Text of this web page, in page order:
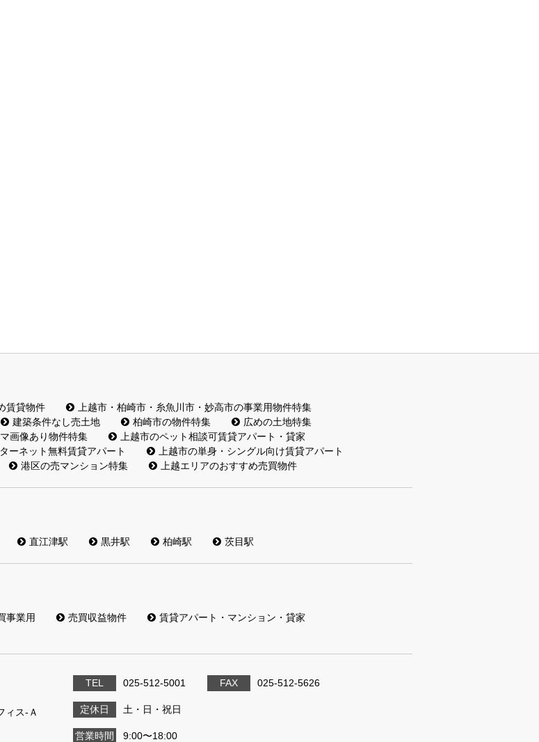
賃貸物件
上越市・柏崎市・糸魚川市・妙高市の事業用物件特集
建築条件なし売土地 柏崎市の物件特集
広めの土地特集
画像あり物件特集
上越市のペット相談可賃貸アパート・貸家
ーネット無料賃貸アパート
上越市の単身・シングル向け賃貸アパート
港区の売マンション特集 上越エリアのおすすめ売買物件
直江津駅 黒井駅 柏崎駅 茨目駅
事業用 売買収益物件
賃貸アパート・マンション・貸家
ス‐Ａ
TEL 025-512-5001 FAX 025-512-5626
定休日 土・日・祝日
営業時間 9:00〜18:00